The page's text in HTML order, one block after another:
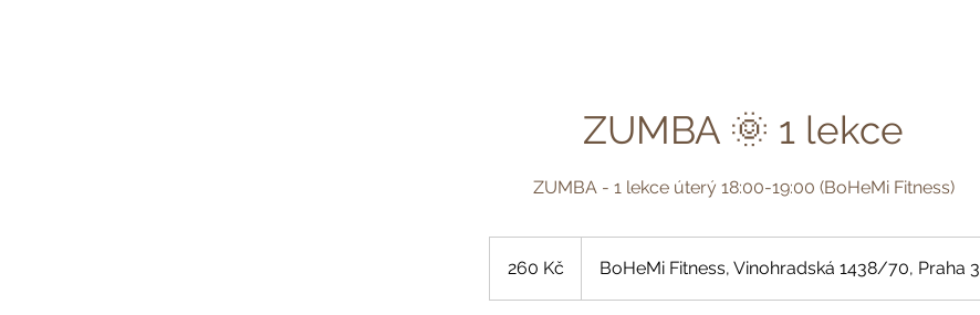
ZUMBA 🌞 1 lekce
ZUMBA - 1 lekce úterý 18:00-19:00 (BoHeMi Fitness)
korun260 Kč BoHeMi Fitness, Vinohradská 1438/70, Praha 3